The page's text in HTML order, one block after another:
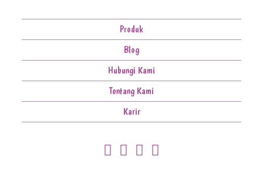
Produk
Blog
Hubungi Kami
Tentang Kami
Karir